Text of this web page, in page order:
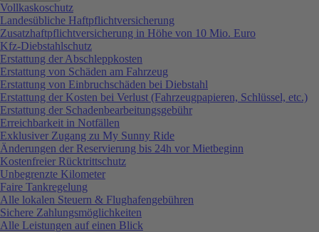
Vollkaskoschutz
Landesübliche Haftpflichtversicherung
Zusatzhaftpflichtversicherung in Höhe von 10 Mio. Euro
Kfz-Diebstahlschutz
Erstattung der Abschleppkosten
Erstattung von Schäden am Fahrzeug
Erstattung von Einbruchschäden bei Diebstahl
Erstattung der Kosten bei Verlust (Fahrzeugpapieren, Schlüssel, etc.)
Erstattung der Schadenbearbeitungsgebühr
Erreichbarkeit in Notfällen
Exklusiver Zugang zu My Sunny Ride
Änderungen der Reservierung bis 24h vor Mietbeginn
Kostenfreier Rücktrittschutz
Unbegrenzte Kilometer
Faire Tankregelung
Alle lokalen Steuern & Flughafengebühren
Sichere Zahlungsmöglichkeiten
Alle Leistungen auf einen Blick